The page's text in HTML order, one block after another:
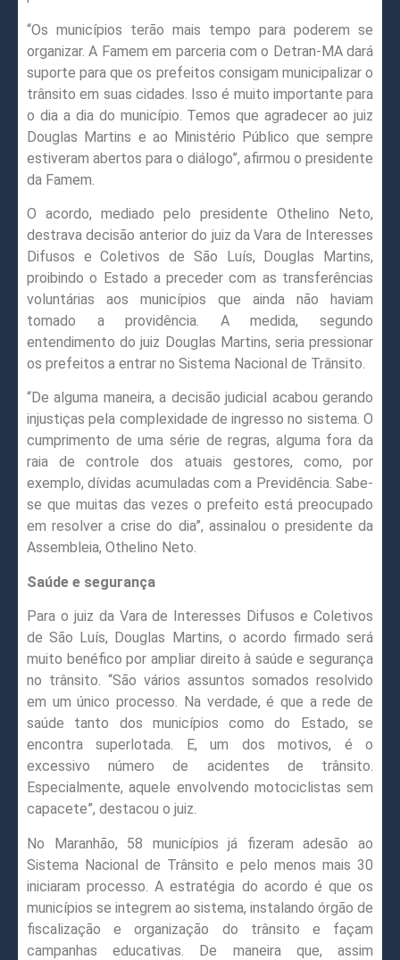
“Os municípios terão mais tempo para poderem se
organizar. A Famem em parceria com o Detran-MA dará
suporte para que os prefeitos consigam municipalizar o
trânsito em suas cidades. Isso é muito importante para
o dia a dia do município. Temos que agradecer ao juiz
Douglas Martins e ao Ministério Público que sempre
estiveram abertos para o diálogo”, afirmou o presidente
da Famem.
O acordo, mediado pelo presidente Othelino Neto,
destrava decisão anterior do juiz da Vara de Interesses
Difusos e Coletivos de São Luís, Douglas Martins,
proibindo o Estado a preceder com as transferências
voluntárias aos municípios que ainda não haviam
tomado a providência. A medida, segundo
entendimento do juiz Douglas Martins, seria pressionar
os prefeitos a entrar no Sistema Nacional de Trânsito.
“De alguma maneira, a decisão judicial acabou gerando
injustiças pela complexidade de ingresso no sistema. O
cumprimento de uma série de regras, alguma fora da
raia de controle dos atuais gestores, como, por
exemplo, dívidas acumuladas com a Previdência. Sabe-
se que muitas das vezes o prefeito está preocupado
em resolver a crise do dia”, assinalou o presidente da
Assembleia, Othelino Neto.
Saúde e segurança
Para o juiz da Vara de Interesses Difusos e Coletivos
de São Luís, Douglas Martins, o acordo firmado será
muito benéfico por ampliar direito à saúde e segurança
no trânsito. “São vários assuntos somados resolvido
em um único processo. Na verdade, é que a rede de
saúde tanto dos municípios como do Estado, se
encontra superlotada. E, um dos motivos, é o
excessivo número de acidentes de trânsito.
Especialmente, aquele envolvendo motociclistas sem
capacete”, destacou o juiz.
No Maranhão, 58 municípios já fizeram adesão ao
Sistema Nacional de Trânsito e pelo menos mais 30
iniciaram processo. A estratégia do acordo é que os
municípios se integrem ao sistema, instalando órgão de
fiscalização e organização do trânsito e façam
campanhas educativas. De maneira que, assim